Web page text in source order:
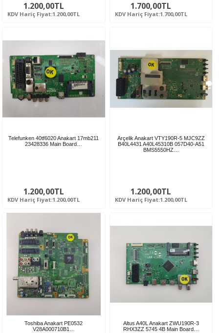
1.200,00TL
KDV Hariç Fiyat:1.200,00TL
1.700,00TL
KDV Hariç Fiyat:1.700,00TL
Telefunken 40tf6020 Anakart 17mb211
23428336 Main Board…
1.200,00TL
KDV Hariç Fiyat:1.200,00TL
Arçelik Anakart VTY190R-5 MJC9ZZ
B40L4431 A40L45310B 057D40-A51
BMS5550HZ…
1.200,00TL
KDV Hariç Fiyat:1.200,00TL
Toshiba Anakart PE0532
V28A000710B1…
Altus A40L Anakart ZWU190R-3
RHX3ZZ 5745 4B Main Board…